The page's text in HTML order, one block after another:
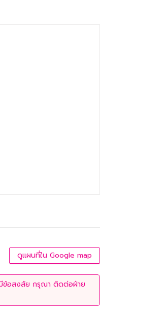
ดูแผนที่ใน Google map
มีข้อสงสัย กรุณา ติดต่อฝ่าย